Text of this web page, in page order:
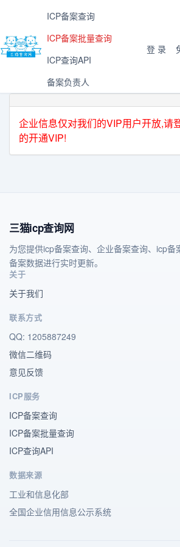
ICP备案查询
ICP备案批量查询
ICP查询API
备案负责人
登 录
企业信息仅对我们的VIP用户开放,请
的开通VIP!
三猫icp查询网
为您提供icp备案查询、企业备案查询、icp备
备案数据进行实时更新。
关于
关于我们
联系方式
QQ: 1205887249
微信二维码
意见反馈
ICP服务
ICP备案查询
ICP备案批量查询
ICP查询API
数据来源
工业和信息化部
全国企业信用信息公示系统